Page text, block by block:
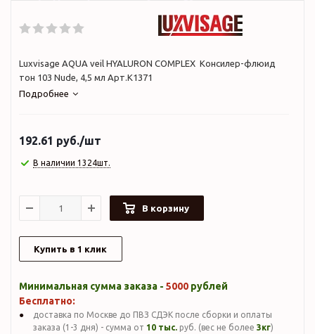
Luxvisage AQUA veil HYALURON COMPLEX Консилер-флюид
тон 103 Nude, 4,5 мл Арт.К1371
Подробнее
192.61 руб./шт
В наличии 1324шт.
В корзину
Купить в 1 клик
Минимальная сумма заказа - 5000 рублей
Бесплатно:
доставка по Москве до ПВЗ СДЭК после сборки и оплаты
заказа (1-3 дня) - сумма от 10 тыс. руб. (вес не более 3кг)